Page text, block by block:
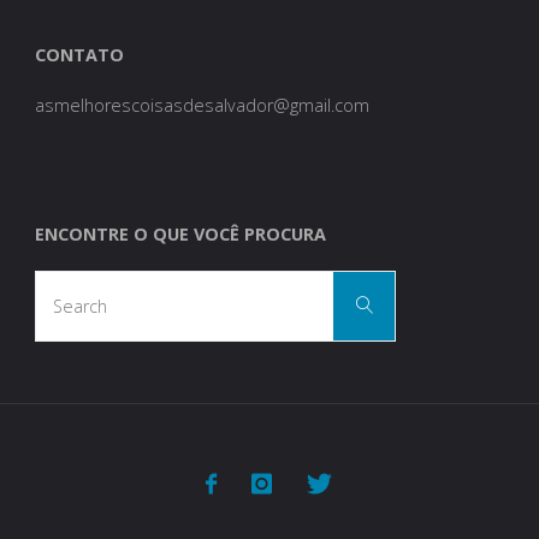
CONTATO
asmelhorescoisasdesalvador@gmail.com
ENCONTRE O QUE VOCÊ PROCURA
Search